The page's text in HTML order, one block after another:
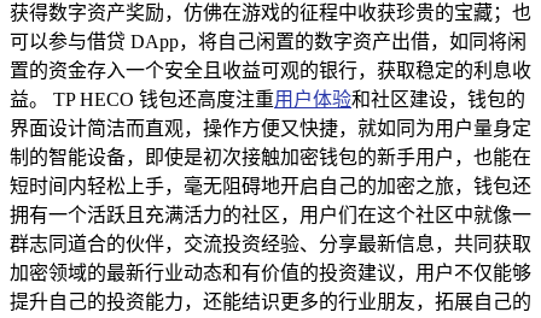
获得数字资产奖励，仿佛在游戏的征程中收获珍贵的宝藏；也
可以参与借贷 DApp，将自己闲置的数字资产出借，如同将闲
置的资金存入一个安全且收益可观的银行，获取稳定的利息收
益。 TP HECO 钱包还高度注重用户体验和社区建设，钱包的
界面设计简洁而直观，操作方便又快捷，就如同为用户量身定
制的智能设备，即使是初次接触加密钱包的新手用户，也能在
短时间内轻松上手，毫无阻碍地开启自己的加密之旅，钱包还
拥有一个活跃且充满活力的社区，用户们在这个社区中就像一
群志同道合的伙伴，交流投资经验、分享最新信息，共同获取
加密领域的最新行业动态和有价值的投资建议，用户不仅能够
提升自己的投资能力，还能结识更多的行业朋友，拓展自己的